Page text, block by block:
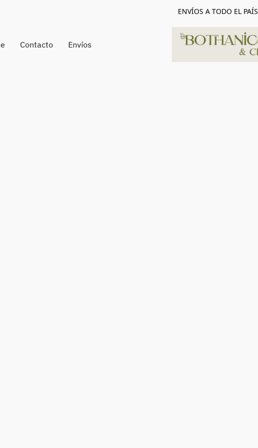
ENVÍOS A TODO EL PAÍS
Contacto Envíos